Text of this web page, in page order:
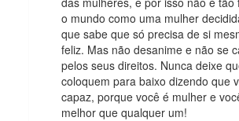
o mundo como uma mulher
que sabe que só precisa de si
feliz. Mas não desanime e não se
pelos seus direitos. Nunca deixe
coloquem para baixo dizendo que
capaz, porque você é mulher e
melhor que qualquer um!